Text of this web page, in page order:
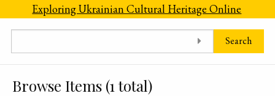
Skip to main content
Exploring Ukrainian Cultural Heritage Online
Search
Browse Items (1 total)